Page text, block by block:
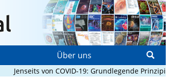
Über uns
Jenseits von COVID-19: Grundlegende Prinzipien, die